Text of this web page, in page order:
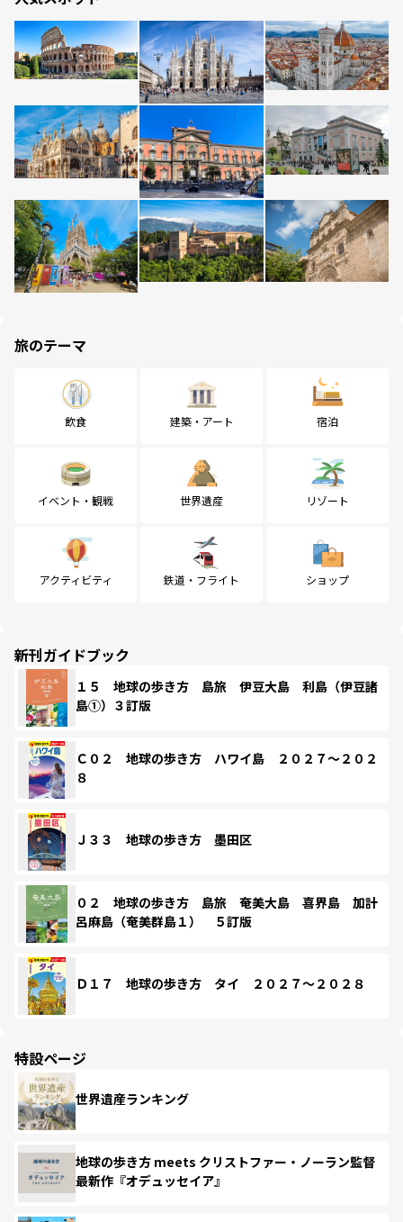
旅のテーマ
飲食 建築・アート 宿泊
イベント・観戦 世界遺産 リゾート
アクティビティ 鉄道・フライト ショップ
新刊ガイドブック
１５ 地球の歩き方 島旅 伊豆大島 利島（伊豆諸
島①）３訂版
Ｃ０２ 地球の歩き方 ハワイ島 ２０２７～２０２
８
Ｊ３３ 地球の歩き方 墨田区
０２ 地球の歩き方 島旅 奄美大島 喜界島 加計
呂麻島（奄美群島１） ５訂版
Ｄ１７ 地球の歩き方 タイ ２０２７～２０２８
特設ページ
世界遺産ランキング
地球の歩き方 meets クリストファー・ノーラン監督
最新作『オデュッセイア』